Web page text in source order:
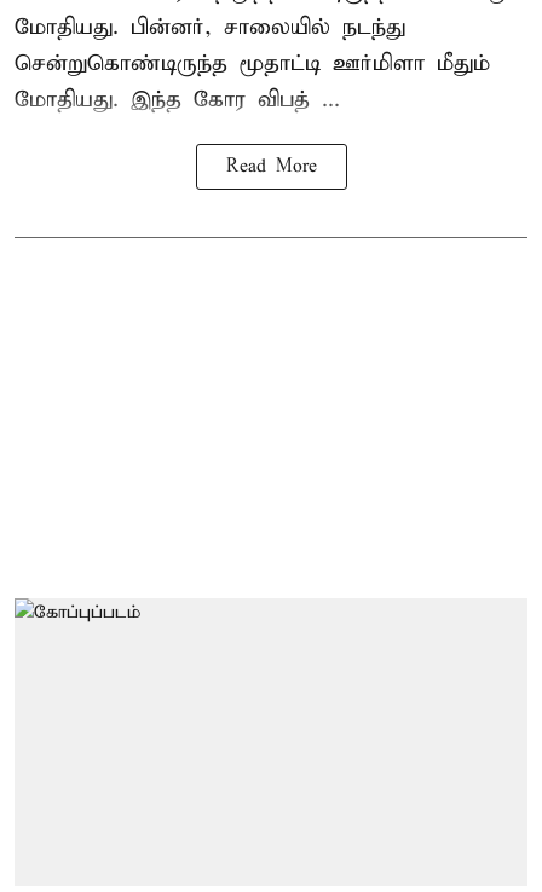
மோதியது. பின்னர், சாலையில் நடந்து
சென்றுகொண்டிருந்த மூதாட்டி ஊர்மிளா மீதும்
மோதியது. இந்த கோர விபத் ...
Read More